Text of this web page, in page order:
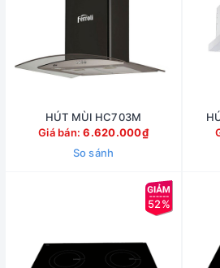
HÚT MÙI HC703M
Giá bán:6.620.000₫
So sánh
52%